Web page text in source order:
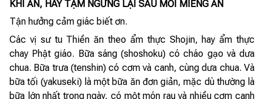
KHI ĂN, HÃY TẠM NGƯNG LẠI SAU MỖI MIẾNG ĂN
Tận hưởng cảm giác biết ơn.
Các vị sư tu Thiền ăn theo ẩm thực Shojin, hay ẩm thực
chay Phật giáo. Bữa sáng (shoshoku) có cháo gạo và dưa
chua. Bữa trưa (tenshin) có cơm và canh, cùng dưa chua. Và
bữa tối (yakuseki) là một bữa ăn đơn giản, mặc dù thường là
bữa lớn nhất trong ngày, có một món rau và nhiều cơm canh